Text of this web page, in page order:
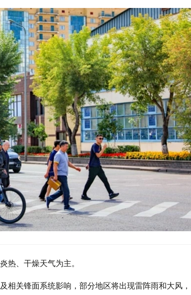
热、干燥天气为主。
相关锋面系统影响，部分地区将出现雷阵雨和大风，